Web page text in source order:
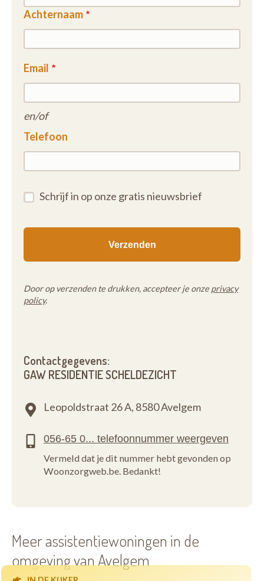
Achternaam
Email
en/of
Telefoon
Schrijf in op onze gratis nieuwsbrief
Door op verzenden te drukken, accepteer je onze privacy
policy.
Contactgegevens:
GAW RESIDENTIE SCHELDEZICHT
Leopoldstraat 26 A, 8580 Avelgem
Vermeld dat je dit nummer hebt gevonden op
Woonzorgweb.be. Bedankt!
Meer assistentiewoningen in de
omgeving van Avelgem